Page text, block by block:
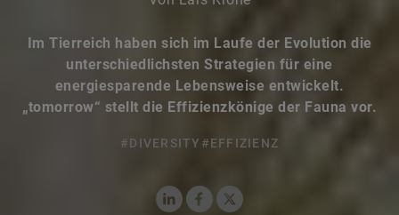
Im Tierreich haben sich im Laufe der Evolution die
unterschiedlichsten Strategien für eine
energiesparende Lebensweise entwickelt.
„tomorrow“ stellt die Effizienzkönige der Fauna vor.
#DIVERSITY #EFFIZIENZ
LinkedInFacebook
X